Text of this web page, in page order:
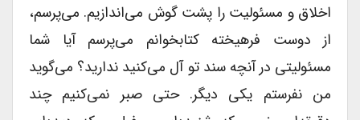
اخلاق و مسئولیت را پشت گوش می‌اندازیم. می‌پرسم،
از دوست فرهیخته کتابخوانم می‌پرسم آیا شما
مسئولیتی در آنچه سند تو آل می‌کنید ندارید؟ می‌گوید
من نفرستم یکی دیگر. حتی صبر نمی‌کنیم چند